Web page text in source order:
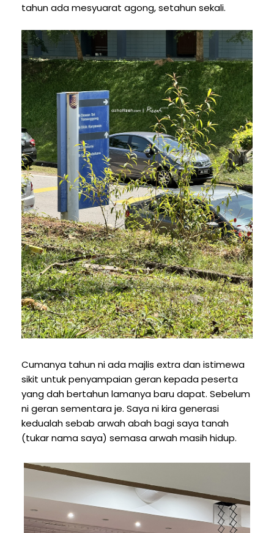
tahun ada mesyuarat agong, setahun sekali.
Cumanya tahun ni ada majlis extra dan istimewa
sikit untuk penyampaian geran kepada peserta
yang dah bertahun lamanya baru dapat. Sebelum
ni geran sementara je. Saya ni kira generasi
kedualah sebab arwah abah bagi saya tanah
(tukar nama saya) semasa arwah masih hidup.